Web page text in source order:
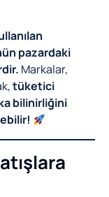
pazardaki
Markalar,
tüketici
bilinirliğini